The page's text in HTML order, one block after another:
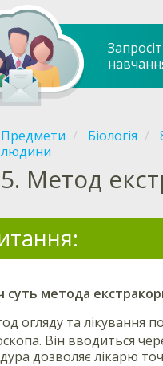
Предмети Біологія
людини
5. Метод
суть метода
огляду та лікування
Він вводиться
дозволяє лікарю